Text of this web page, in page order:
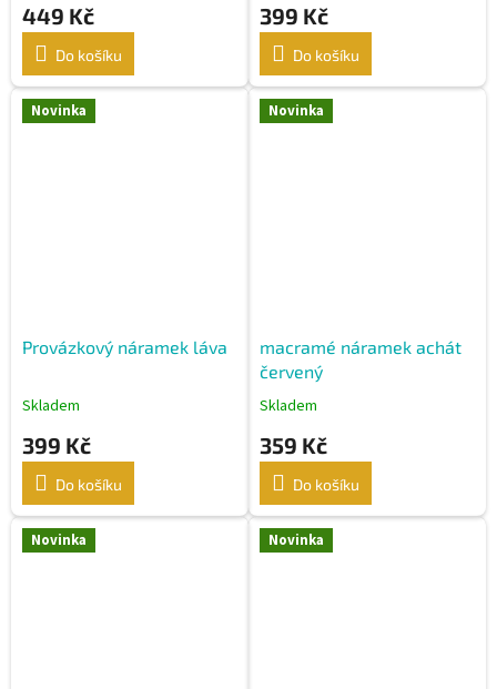
449 Kč
Do košíku
399 Kč
Do košíku
Novinka
Provázkový náramek láva
Skladem
399 Kč
Do košíku
Novinka
macramé náramek achát
červený
Skladem
359 Kč
Do košíku
Novinka Novinka